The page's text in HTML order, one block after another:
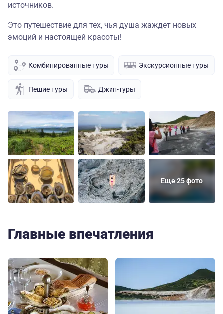
источников.
Это путешествие для тех, чья душа жаждет новых
эмоций и настоящей красоты!
Комбинированные туры Экскурсионные туры
Пешие туры Джип-туры
Еще 25 фото
Главные впечатления